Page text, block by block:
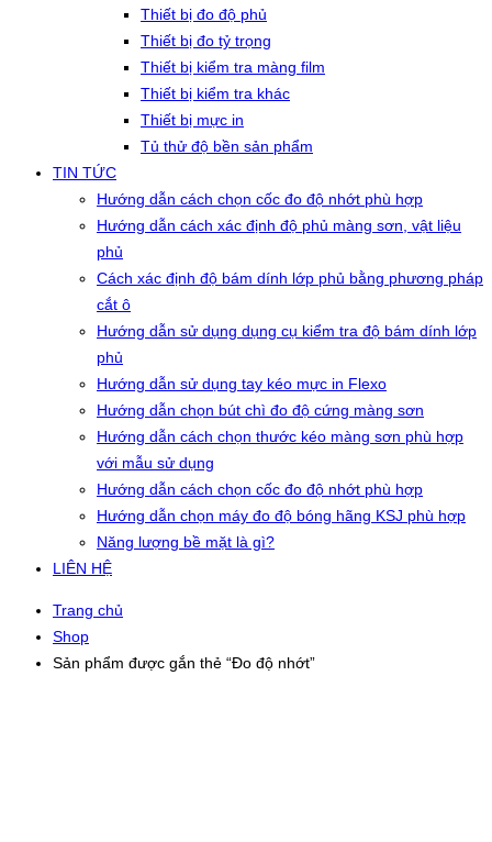
Thiết bị đo độ phủ
Thiết bị đo tỷ trọng
Thiết bị kiểm tra màng film
Thiết bị kiểm tra khác
Thiết bị mực in
Tủ thử độ bền sản phẩm
TIN TỨC
Hướng dẫn cách chọn cốc đo độ nhớt phù hợp
Hướng dẫn cách xác định độ phủ màng sơn, vật liệu
phủ
Cách xác định độ bám dính lớp phủ bằng phương pháp
cắt ô
Hướng dẫn sử dụng dụng cụ kiểm tra độ bám dính lớp
phủ
Hướng dẫn sử dụng tay kéo mực in Flexo
Hướng dẫn chọn bút chì đo độ cứng màng sơn
Hướng dẫn cách chọn thước kéo màng sơn phù hợp
với mẫu sử dụng
Hướng dẫn cách chọn cốc đo độ nhớt phù hợp
Hướng dẫn chọn máy đo độ bóng hãng KSJ phù hợp
Năng lượng bề mặt là gì?
LIÊN HỆ
Trang chủ
Shop
Sản phẩm được gắn thẻ “Đo độ nhớt”